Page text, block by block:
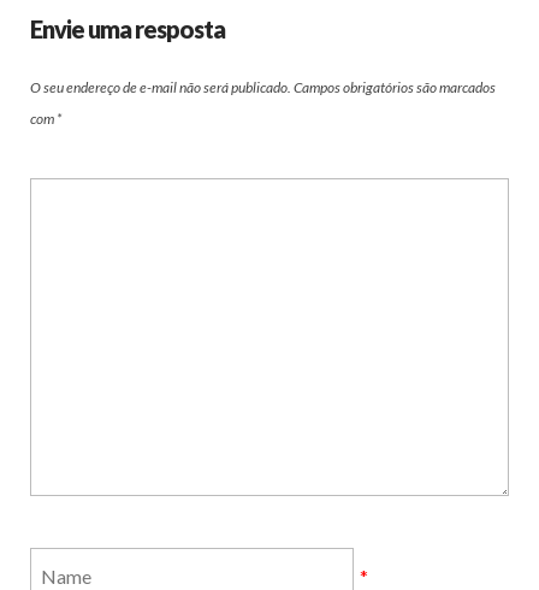
Envie uma resposta
O seu endereço de e-mail não será publicado. Campos obrigatórios são marcados
com *
*